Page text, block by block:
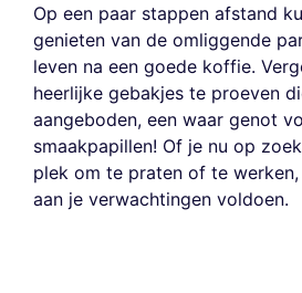
Op een paar stappen afstand
genieten van de omliggende
leven na een goede koffie.
heerlijke gebakjes te proeven
aangeboden, een waar genot
smaakpapillen! Of je nu op
plek om te praten of te werken,
aan je verwachtingen voldoen.